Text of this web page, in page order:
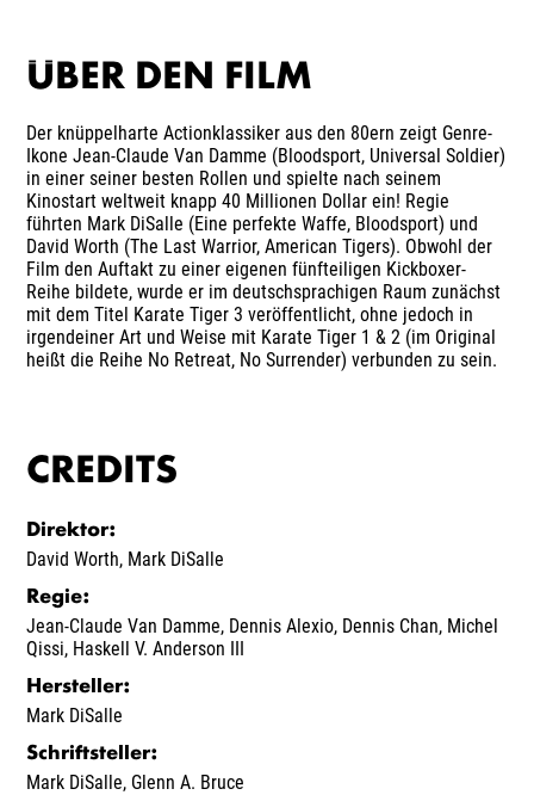
ÜBER DEN FILM
Der knüppelharte Actionklassiker aus den 80ern zeigt Genre-
Ikone Jean-Claude Van Damme (Bloodsport, Universal Soldier)
in einer seiner besten Rollen und spielte nach seinem
Kinostart weltweit knapp 40 Millionen Dollar ein! Regie
führten Mark DiSalle (Eine perfekte Waffe, Bloodsport) und
David Worth (The Last Warrior, American Tigers). Obwohl der
Film den Auftakt zu einer eigenen fünfteiligen Kickboxer-
Reihe bildete, wurde er im deutschsprachigen Raum zunächst
mit dem Titel Karate Tiger 3 veröffentlicht, ohne jedoch in
irgendeiner Art und Weise mit Karate Tiger 1 & 2 (im Original
heißt die Reihe No Retreat, No Surrender) verbunden zu sein.
CREDITS
Direktor:
David Worth, Mark DiSalle
Regie:
Jean-Claude Van Damme, Dennis Alexio, Dennis Chan, Michel
Qissi, Haskell V. Anderson III
Hersteller:
Mark DiSalle
Schriftsteller:
Mark DiSalle, Glenn A. Bruce